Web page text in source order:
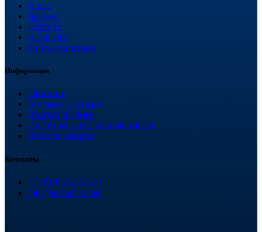
О нас
Бренды
Новости
Вакансии
Стать партнером
Информация
Гарантия
Доставка и оплата
Возврат и обмен
Политика конфиденциальности
Договор оферты
Контакты
+7 (918) 252-12-26
info@teploplas.com